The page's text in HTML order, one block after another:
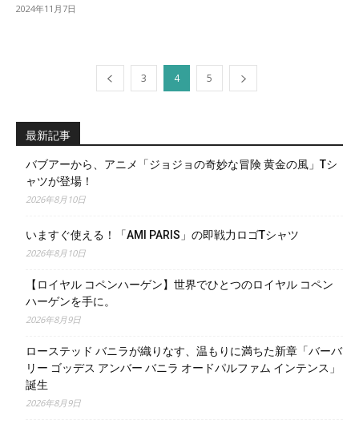
2024年11月7日
3 4 5
最新記事
バブアーから、アニメ「ジョジョの奇妙な冒険 黄金の風」Tシ
ャツが登場！
2026年8月10日
いますぐ使える！「AMI PARIS」の即戦力ロゴTシャツ
2026年8月10日
【ロイヤル コペンハーゲン】世界でひとつのロイヤル コペン
ハーゲンを手に。
2026年8月9日
ローステッド バニラが織りなす、温もりに満ちた新章「バーバ
リー ゴッデス アンバー バニラ オードパルファム インテンス」
誕生
2026年8月9日